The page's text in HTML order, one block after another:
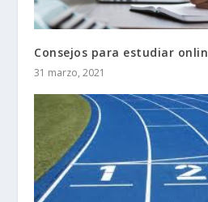
Consejos para estudiar
31 marzo, 2021